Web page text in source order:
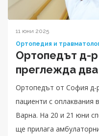
11 юни 2025
Ортопедия и
Ортопедът д-
преглежда
Ортопедът от София д-
пациенти с оплаквания
Варна. На 20 и 21 юни
ще прилага